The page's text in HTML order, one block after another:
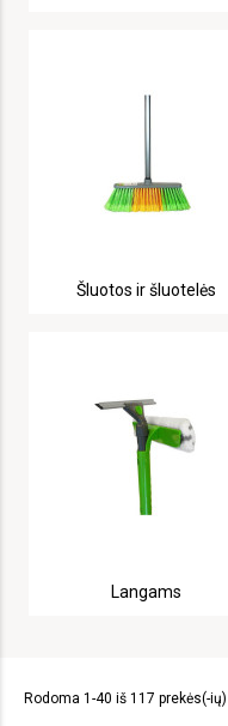
Šluotos ir šluotelės
Langams
Rodoma 1-40 iš 117 prekės(-ių)